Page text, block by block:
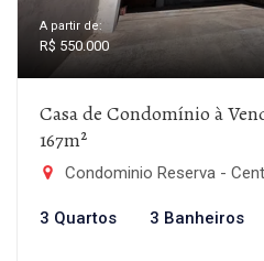
A partir de:
R$ 550.000
Casa de Condomínio à
167m²
Condominio Reserva -
3 Quartos 3 Banheiros